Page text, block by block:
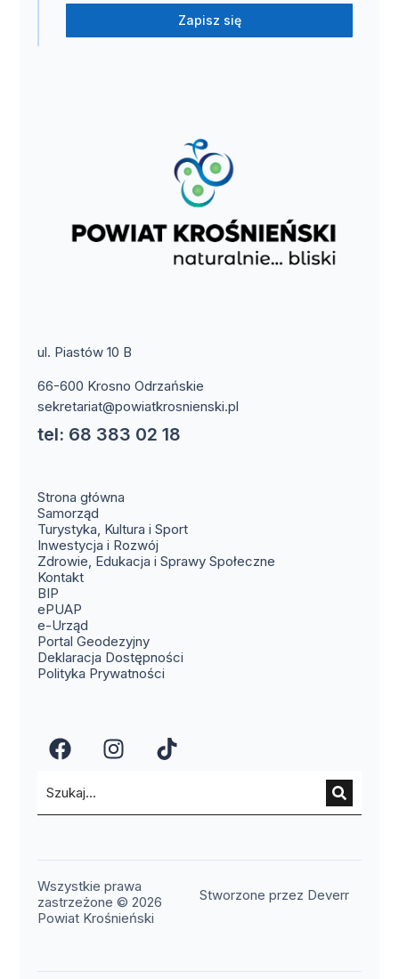
Zapisz się
ul. Piastów 10 B
66-600 Krosno Odrzańskie
sekretariat@powiatkrosnienski.pl
tel: 68 383 02 18
Strona główna
Samorząd
Turystyka, Kultura i Sport
Inwestycja i Rozwój
Zdrowie, Edukacja i Sprawy Społeczne
Kontakt(otwiera się w nowym oknie)
BIP
ePUAP
e-Urząd
Portal Geodezyjny(otwiera się w nowym oknie)
Deklaracja Dostępności
Polityka Prywatności
(otwiera się w nowym oknie)
(otwiera się w nowym
(otwiera się w
Wszystkie prawa
zastrzeżone © 2026
Powiat Krośnieński
Stworzone przez Deverr